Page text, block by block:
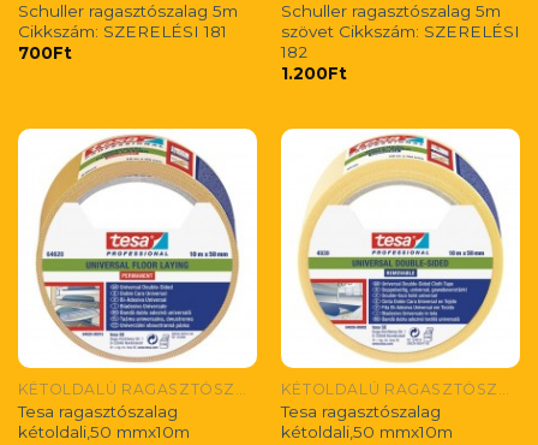
Schuller ragasztószalag 5m
Cikkszám: SZERELÉSI 181
700Ft
Schuller ragasztószalag 5m
szövet Cikkszám: SZERELÉSI
182
1.200Ft
KÉTOLDALÚ RAGASZTÓSZALAGOK
Tesa ragasztószalag
kétoldali,50 mmx10m
KÉTOLDALÚ RAGASZTÓSZALAGOK
Tesa ragasztószalag
kétoldali,50 mmx10m